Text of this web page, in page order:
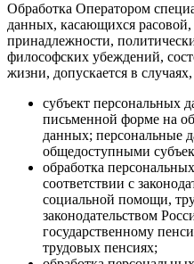
Обработка Оператором
данных, касающихся
принадлежности,
философских убеждений,
жизни, допускается в
субъект персональных
письменной форме на
данных; персональные
общедоступными
обработка
соответствии с
социальной помощи,
законодательством
государственному
трудовых пенсиях;